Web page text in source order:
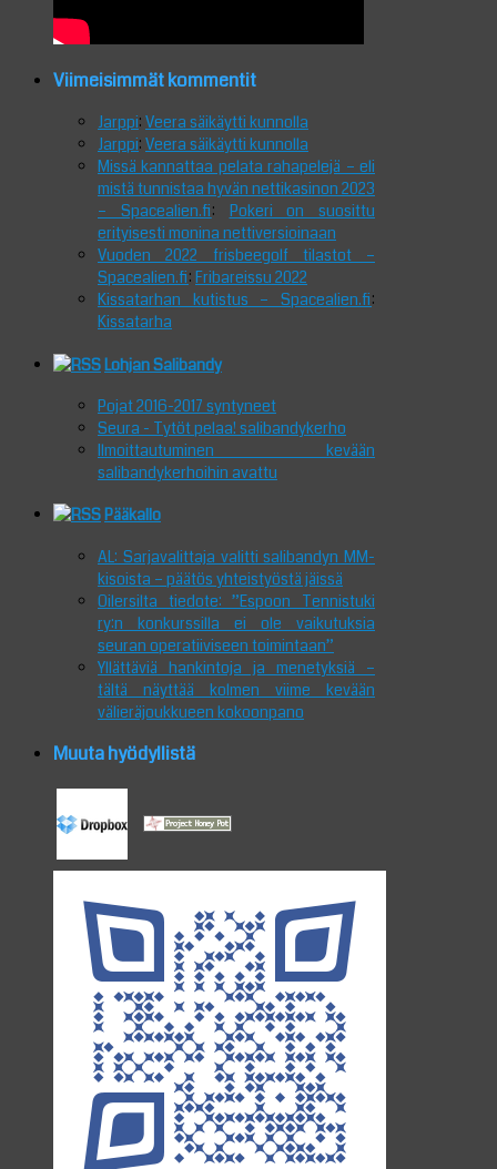
Viimeisimmät kommentit
Jarppi: Veera säikäytti kunnolla
Jarppi: Veera säikäytti kunnolla
Missä kannattaa pelata rahapelejä – eli
mistä tunnistaa hyvän nettikasinon 2023
– Spacealien.fi: Pokeri on suosittu
erityisesti monina nettiversioinaan
Vuoden 2022 frisbeegolf tilastot –
Spacealien.fi: Fribareissu 2022
Kissatarhan kutistus – Spacealien.fi:
Kissatarha
Lohjan Salibandy
Pojat 2016-2017 syntyneet
Seura - Tytöt pelaa! salibandykerho
Ilmoittautuminen kevään
salibandykerhoihin avattu
Pääkallo
AL: Sarjavalittaja valitti salibandyn MM-
kisoista – päätös yhteistyöstä jäissä
Oilersilta tiedote: ”Espoon Tennistuki
ry:n konkurssilla ei ole vaikutuksia
seuran operatiiviseen toimintaan”
Yllättäviä hankintoja ja menetyksiä –
tältä näyttää kolmen viime kevään
välieräjoukkueen kokoonpano
Muuta hyödyllistä